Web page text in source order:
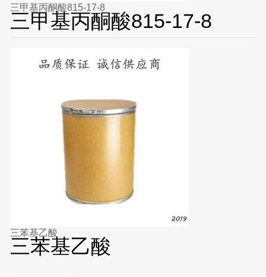
三甲基丙酮酸815-17-8
三甲基丙酮酸815-17-8
三苯基乙酸
三苯基乙酸